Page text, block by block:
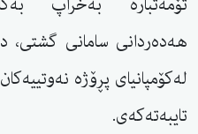
هەدەردانی سامانی گشتی،
لەكۆمپانیای پڕۆژە
تایبەتەكەی.